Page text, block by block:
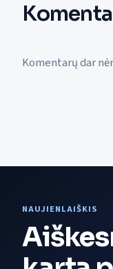
Komentarų dar
NAUJIENLAIŠKIS